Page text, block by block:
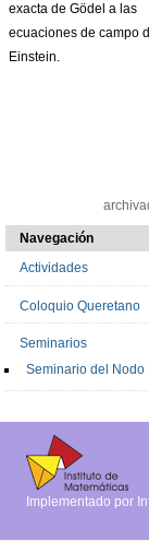
exacta de Gödel a las
ecuaciones de campo
Einstein.
Navegación
Actividades
Coloquio Queretano
Seminarios
Seminario del Nodo
Implementado por